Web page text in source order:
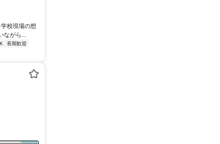
校現場の想
ながら...
長期歓迎